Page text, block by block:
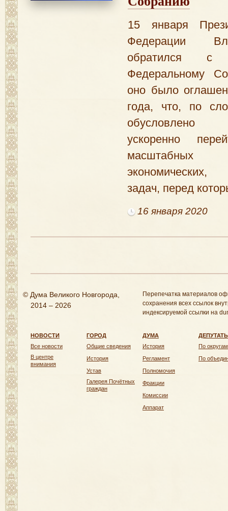
15 января
Федерации
обратился
Федеральному
оно было
года, что, по
обусловлено
ускоренно
масштабных
экономических,
задач, перед
16 января 2020
© Дума Великого Новгорода,
2014 – 2026
Перепечатка материалов
сохранения всех ссылок
индексируемой ссылки на
НОВОСТИ
Все новости
В центре
внимания
ГОРОД
Общие сведения
История
Устав
Галерея Почётных
граждан
ДУМА
История
Регламент
Полномочия
Фракции
Комиссии
Аппарат
По округам
По